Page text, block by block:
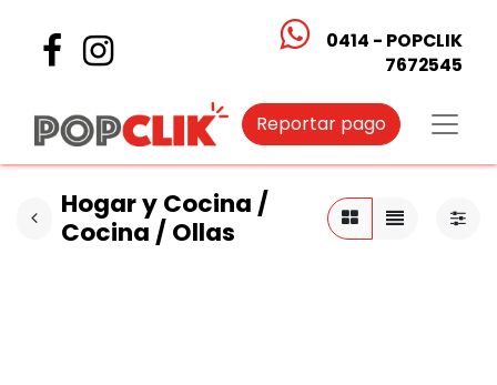
0414 - POPCLIK
7672545
Reportar pago
Hogar y Cocina /
Cocina / Ollas